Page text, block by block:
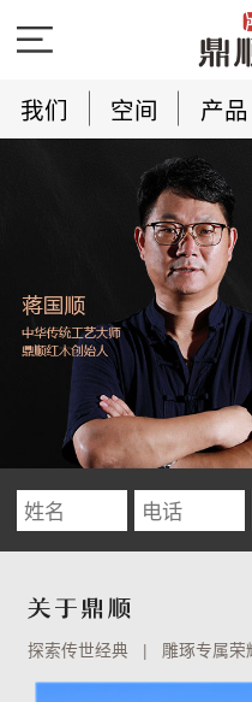
我们 空间 产品
探索传世经典 | 雕琢专属